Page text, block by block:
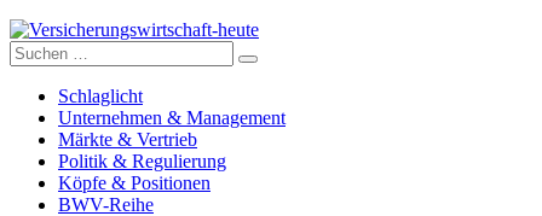
Versicherungswirtschaft-heute
Suche
nach:
Schlaglicht
Unternehmen & Management
Märkte & Vertrieb
Politik & Regulierung
Köpfe & Positionen
BWV-Reihe